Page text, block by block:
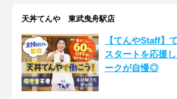
天丼てんや 東武曳舟駅店
【てんやStaff】
スタートを応援
ークが自慢◎